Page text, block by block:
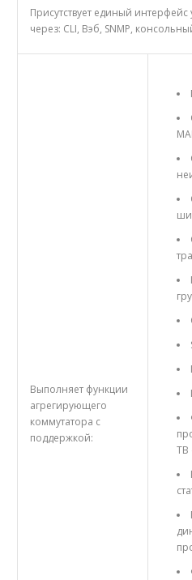
Присутствует единый
через: CLI, Вэб, SNMP,
Выполняет функции
агрегирующего
коммутатора с
поддержкой:
TВ